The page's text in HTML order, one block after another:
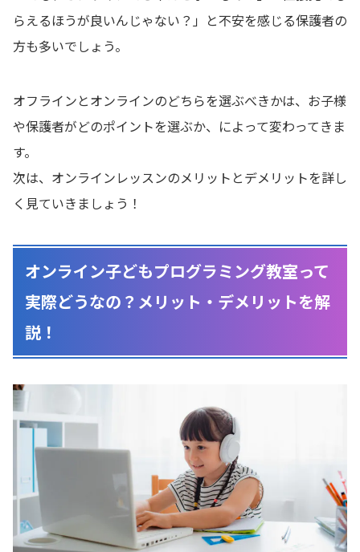
らえるほうが良いんじゃない？」と不安を感じる保護者の
方も多いでしょう。
オフラインとオンラインのどちらを選ぶべきかは、お子様
や保護者がどのポイントを選ぶか、によって変わってきま
す。
次は、オンラインレッスンのメリットとデメリットを詳し
く見ていきましょう！
オンライン子どもプログラミング教室って
実際どうなの？メリット・デメリットを解
説！